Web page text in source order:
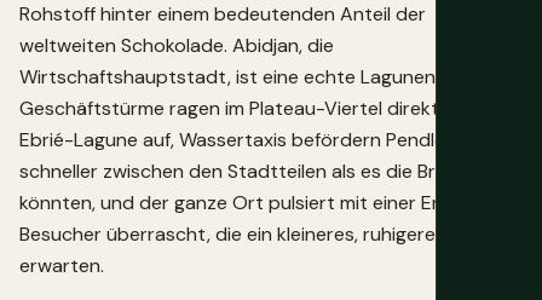
Rohstoff hinter einem bedeutenden Anteil der
weltweiten Schokolade. Abidjan, die
Wirtschaftshauptstadt, ist eine echte Lagunenstadt:
Geschäftstürme ragen im Plateau-Viertel direkt aus der
Ebrié-Lagune auf, Wassertaxis befördern Pendler
schneller zwischen den Stadtteilen als es die Brücken
könnten, und der ganze Ort pulsiert mit einer Energie, die
Besucher überrascht, die ein kleineres, ruhigeres Land
erwarten.